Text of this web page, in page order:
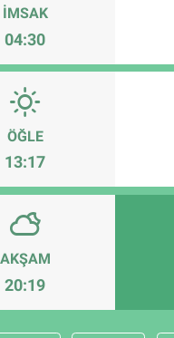
İMSAK
04:30
ÖĞLE
13:17
AKŞAM
20:19